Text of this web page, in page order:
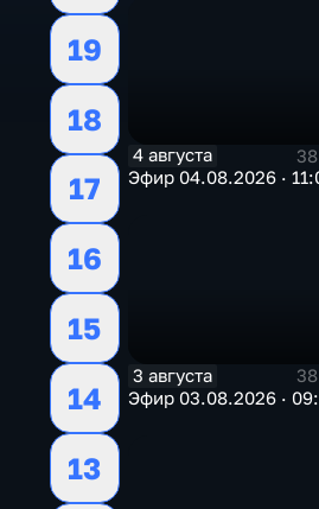
19
18
17
16
15
14
13
4 августа
Эфир 04.08.2026 ·
3 августа
Эфир 03.08.2026 ·